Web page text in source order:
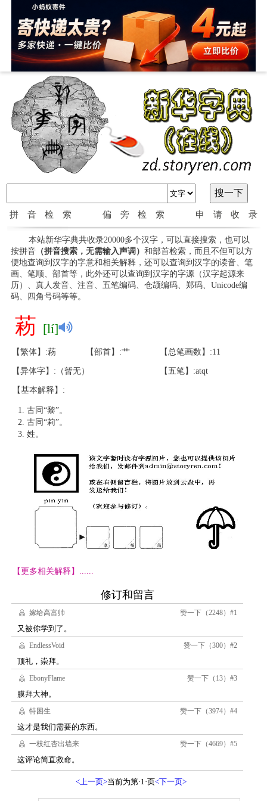
拼音检索 偏旁检索 申请收录
本站新华字典共收录20000多个汉字，可以直接搜索，也可以
按拼音（拼音搜索，无需输入声调） 和部首检索，而且不但可以方
便地查询到汉字的字意和相关解释，还可以查询到汉字的读音、笔
画、笔顺、部首等，此外还可以查询到汉字的字源（汉字起源来
历）、真人发音、注音、五笔编码、仓颉编码、郑码、Unicode编
码、四角号码等等。
菞 [lí]
【繁体】:菞 【部首】:艹 【总笔画数】:11
【异体字】:（暂无） 【五笔】:atqt
【基本解释】:
古同“黎”。
古同“莉”。
姓。
【更多相关解释】......